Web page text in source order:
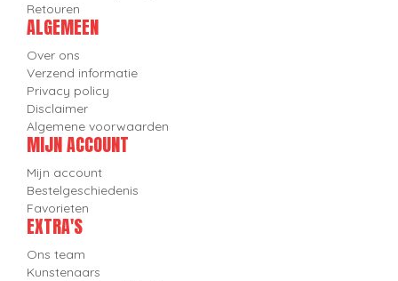
Retouren
ALGEMEEN
Over ons
Verzend informatie
Privacy policy
Disclaimer
Algemene voorwaarden
MIJN ACCOUNT
Mijn account
Bestelgeschiedenis
Favorieten
EXTRA'S
Ons team
Kunstenaars